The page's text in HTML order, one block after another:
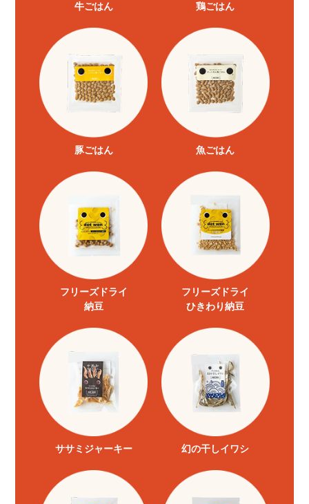
牛ごはん 鶏ごはん
豚ごはん 魚ごはん
フリーズドライ
納豆
フリーズドライ
ひきわり納豆
ササミジャーキー 幻の干しイワシ